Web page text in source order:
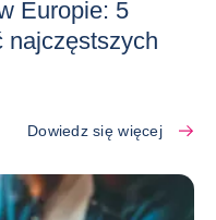
Europie: 5
najczęstszych
Dowiedz się więcej